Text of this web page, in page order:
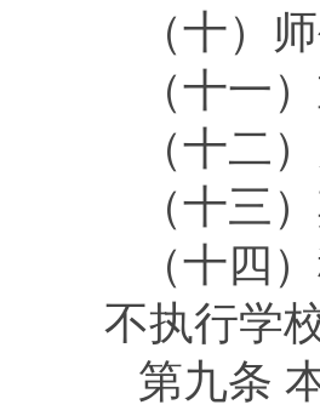
（十）
（十一
（十二
（十三
（十四
不执行学
第九条